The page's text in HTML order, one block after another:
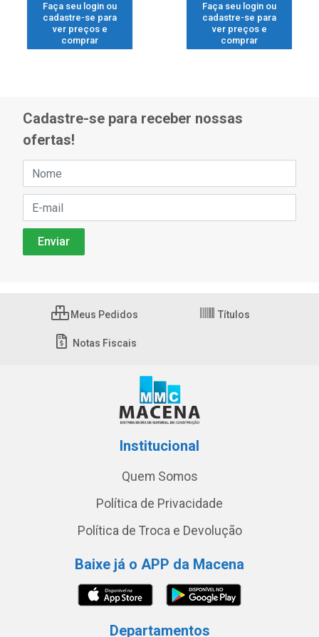
Faça seu login ou
cadastre-se para
ver preços e
comprar
Faça seu login ou
cadastre-se para
ver preços e
comprar
Cadastre-se para receber nossas
ofertas!
Meus Pedidos Títulos
Notas Fiscais
Institucional
Quem Somos
Política de Privacidade
Política de Troca e Devolução
Baixe já o APP da Macena
Departamentos